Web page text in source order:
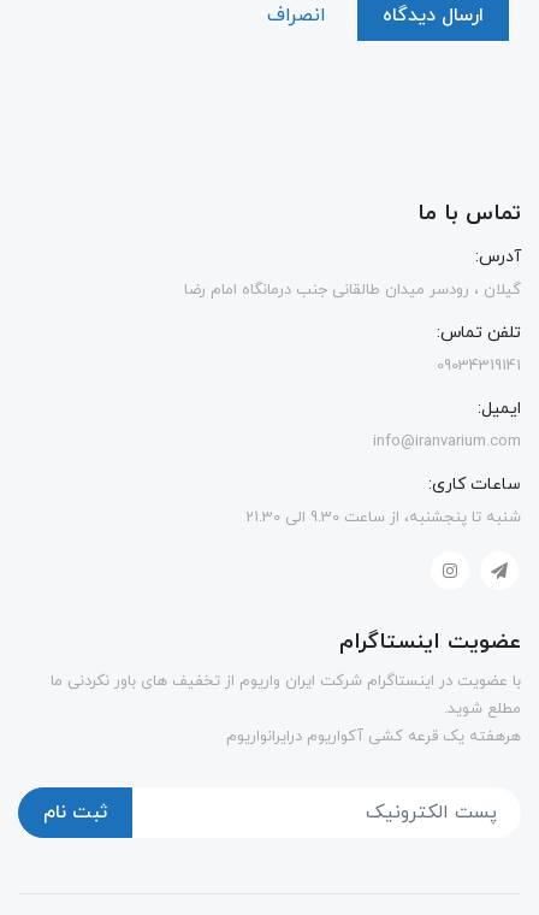
ارسال دیدگاه انصراف
تماس با ما
آدرس:
گیلان ، رودسر میدان طالقانی جنب درمانگاه امام رضا
تلفن تماس:
09034319141
ایمیل:
info@iranvarium.com
ساعات کاری:
شنبه تا پنجشنبه، از ساعت 9.30 الی 21.30
عضویت اینستاگرام
با عضویت در اینستاگرام شرکت ایران واریوم از تخفیف های باور نکردنی ما
مطلع شوید.
هرهفته یک قرعه کشی آکواریوم درایرانواریوم
ثبت نام